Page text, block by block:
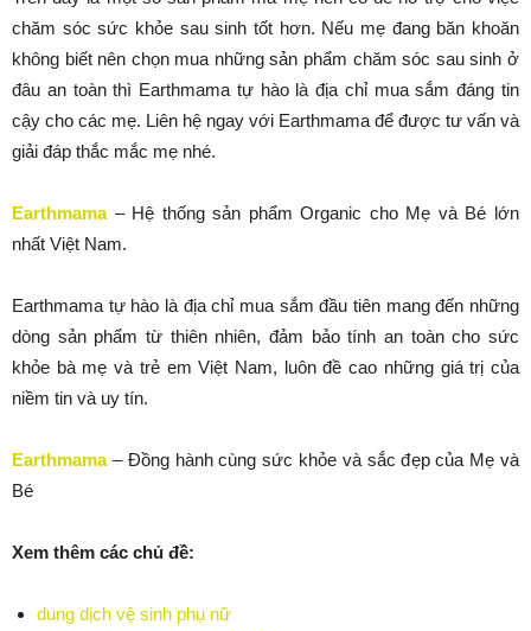
chăm sóc sức khỏe sau sinh tốt hơn. Nếu mẹ đang băn khoăn
không biết nên chọn mua những sản phẩm chăm sóc sau sinh ở
đâu an toàn thì Earthmama tự hào là địa chỉ mua sắm đáng tin
cậy cho các mẹ. Liên hệ ngay với Earthmama để được tư vấn và
giải đáp thắc mắc mẹ nhé.
Earthmama– Hệ thống sản phẩm Organic cho Mẹ và Bé lớn
nhất Việt Nam.
Earthmama tự hào là địa chỉ mua sắm đầu tiên mang đến những
dòng sản phẩm từ thiên nhiên, đảm bảo tính an toàn cho sức
khỏe bà mẹ và trẻ em Việt Nam, luôn đề cao những giá trị của
niềm tin và uy tín.
Earthmama– Đồng hành cùng sức khỏe và sắc đẹp của Mẹ và
Bé
Xem thêm các chủ đề:
dung dịch vệ sinh phụ nữ